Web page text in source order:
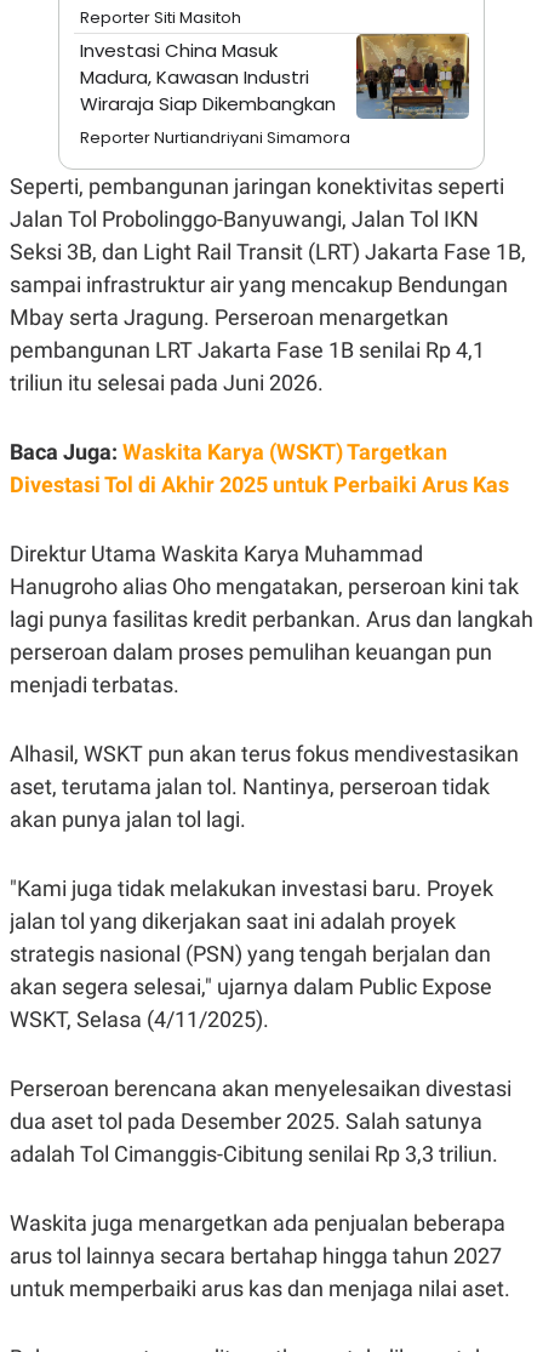
R
A
E
S
T
A
I
KANAL
S
T
A
T
A
A
E
S
K
T
N
T
V
L
S
S
JARINGAN
K
O
N
T
A
C
D
E
M
P
E
S
S
L
A
S
E
D
L
N
K
N
Reporter Siti Masitoh
Investasi China Masuk
Madura, Kawasan Industri
Wiraraja Siap Dikembangkan
Reporter Nurtiandriyani Simamora
Seperti, pembangunan jaringan konektivitas seperti
Jalan Tol Probolinggo-Banyuwangi, Jalan Tol IKN
Seksi 3B, dan Light Rail Transit (LRT) Jakarta Fase 1B,
sampai infrastruktur air yang mencakup Bendungan
Mbay serta Jragung. Perseroan menargetkan
pembangunan LRT Jakarta Fase 1B senilai Rp 4,1
triliun itu selesai pada Juni 2026.
Baca Juga: Waskita Karya (WSKT) Targetkan
Divestasi Tol di Akhir 2025 untuk Perbaiki Arus Kas
Direktur Utama Waskita Karya Muhammad
Hanugroho alias Oho mengatakan, perseroan kini tak
lagi punya fasilitas kredit perbankan. Arus dan langkah
perseroan dalam proses pemulihan keuangan pun
menjadi terbatas.
Alhasil, WSKT pun akan terus fokus mendivestasikan
aset, terutama jalan tol. Nantinya, perseroan tidak
akan punya jalan tol lagi.
"Kami juga tidak melakukan investasi baru. Proyek
jalan tol yang dikerjakan saat ini adalah proyek
strategis nasional (PSN) yang tengah berjalan dan
akan segera selesai," ujarnya dalam Public Expose
WSKT, Selasa (4/11/2025).
Perseroan berencana akan menyelesaikan divestasi
dua aset tol pada Desember 2025. Salah satunya
adalah Tol Cimanggis-Cibitung senilai Rp 3,3 triliun.
Waskita juga menargetkan ada penjualan beberapa
arus tol lainnya secara bertahap hingga tahun 2027
untuk memperbaiki arus kas dan menjaga nilai aset.